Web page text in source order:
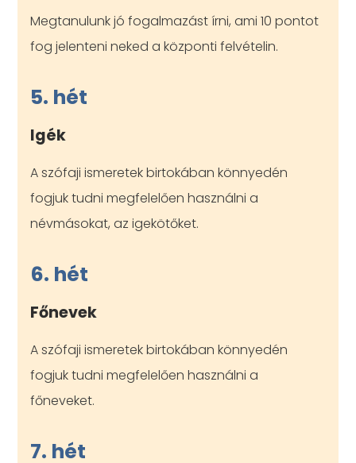
Megtanulunk jó fogalmazást írni, ami 10 pontot
fog jelenteni neked a központi felvételin.
5. hét
Igék
A szófaji ismeretek birtokában könnyedén
fogjuk tudni megfelelően használni a
névmásokat, az igekötőket.
6. hét
Főnevek
A szófaji ismeretek birtokában könnyedén
fogjuk tudni megfelelően használni a
főneveket.
7. hét